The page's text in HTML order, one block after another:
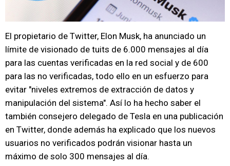
El propietario de Twitter, Elon Musk, ha anunciado un
límite de visionado de tuits de 6.000 mensajes al día
para las cuentas verificadas en la red social y de 600
para las no verificadas, todo ello en un esfuerzo para
evitar "niveles extremos de extracción de datos y
manipulación del sistema". Así lo ha hecho saber el
también consejero delegado de Tesla en una publicación
en Twitter, donde además ha explicado que los nuevos
usuarios no verificados podrán visionar hasta un
máximo de solo 300 mensajes al día.